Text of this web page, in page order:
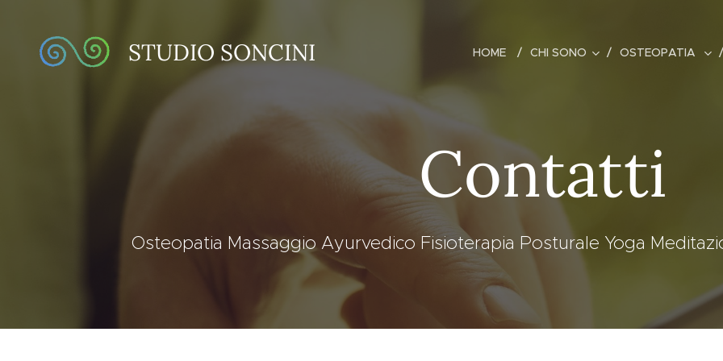
STUDIO SONCINI HOME CHI SONO OSTEOPATIA
Contatti
Osteopatia Massaggio Ayurvedico Fisioterapia Posturale Yoga